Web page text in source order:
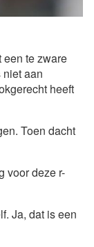
een te zware
aan
heeft
Toen dacht
voor deze r-
Ja, dat is een